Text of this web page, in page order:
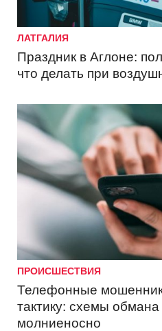
ЛАТГАЛИЯ
Праздник в Аглоне:
что делать при
ПРОИСШЕСТВИЯ
Телефонные
тактику: схемы
молниеносно